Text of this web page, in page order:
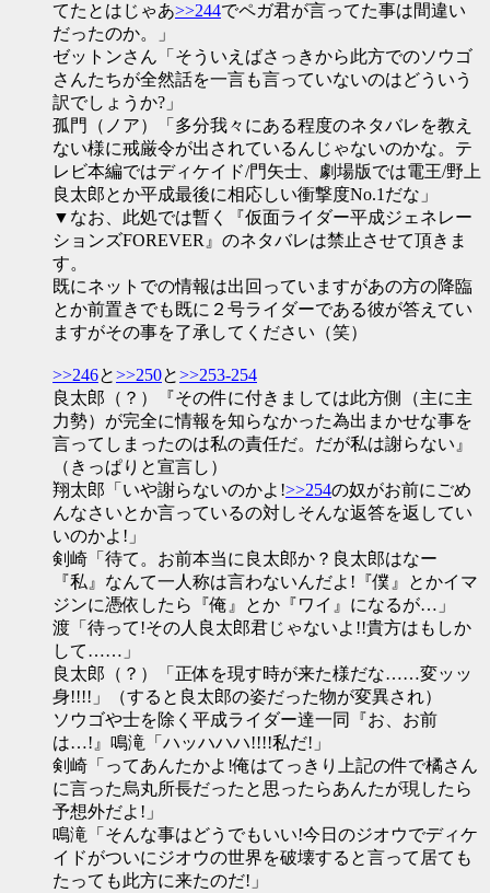
てたとはじゃあ>>244でペガ君が言ってた事は間違い
だったのか。」
ゼットンさん「そういえばさっきから此方でのソウゴ
さんたちが全然話を一言も言っていないのはどういう
訳でしょうか?」
孤門（ノア）「多分我々にある程度のネタバレを教え
ない様に戒厳令が出されているんじゃないのかな。テ
レビ本編ではディケイド/門矢士、劇場版では電王/野上
良太郎とか平成最後に相応しい衝撃度No.1だな」
▼なお、此処では暫く『仮面ライダー平成ジェネレー
ションズFOREVER』のネタバレは禁止させて頂きま
す。
既にネットでの情報は出回っていますがあの方の降臨
とか前置きでも既に２号ライダーである彼が答えてい
ますがその事を了承してください（笑）
>>246と>>250と>>253-254
良太郎（？）『その件に付きましては此方側（主に主
力勢）が完全に情報を知らなかった為出まかせな事を
言ってしまったのは私の責任だ。だが私は謝らない』
（きっぱりと宣言し）
翔太郎「いや謝らないのかよ!>>254の奴がお前にごめ
んなさいとか言っているの対しそんな返答を返してい
いのかよ!」
剣崎「待て。お前本当に良太郎か？良太郎はなー
『私』なんて一人称は言わないんだよ!『僕』とかイマ
ジンに憑依したら『俺』とか『ワイ』になるが…」
渡「待って!その人良太郎君じゃないよ!!貴方はもしか
して……」
良太郎（？）「正体を現す時が来た様だな……変ッッ
身!!!!」（すると良太郎の姿だった物が変異され）
ソウゴや士を除く平成ライダー達一同『お、お前
は…!』鳴滝「ハッハハハ!!!!私だ!」
剣崎「ってあんたかよ!俺はてっきり上記の件で橘さん
に言った烏丸所長だったと思ったらあんたが現したら
予想外だよ!」
鳴滝「そんな事はどうでもいい!今日のジオウでディケ
イドがついにジオウの世界を破壊すると言って居ても
たっても此方に来たのだ!」